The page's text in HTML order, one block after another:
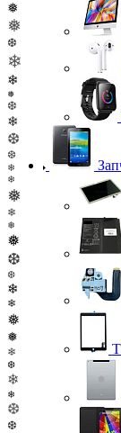
❅
❅
❆
❄
❄
❅
❆
❄
❆
❆
❄
❄
❅
❄
❅
❅
❆
❆
❄
❄
❅
❅
❄
❆
❄
❄
❆
❆